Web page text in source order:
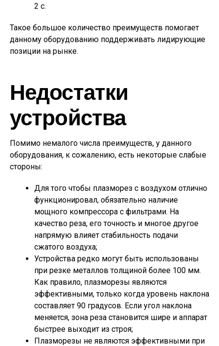
2 с.
Такое большое количество преимуществ помогает
данному оборудованию поддерживать лидирующие
позиции на рынке.
Недостатки
устройства
Помимо немалого числа преимуществ, у данного
оборудования, к сожалению, есть некоторые слабые
стороны:
Для того чтобы плазморез с воздухом отлично
функционировал, обязательно наличие
мощного компрессора с фильтрами. На
качество реза, его точность и многое другое
напрямую влияет стабильность подачи
сжатого воздуха;
Устройства редко могут быть использованы
при резке металлов толщиной более 100 мм.
Как правило, плазморезы являются
эффективными, только когда уровень наклона
составляет 90 градусов. Если угол наклона
меняется, зона реза становится шире и аппарат
быстрее выходит из строя;
Плазморезы не являются эффективными при